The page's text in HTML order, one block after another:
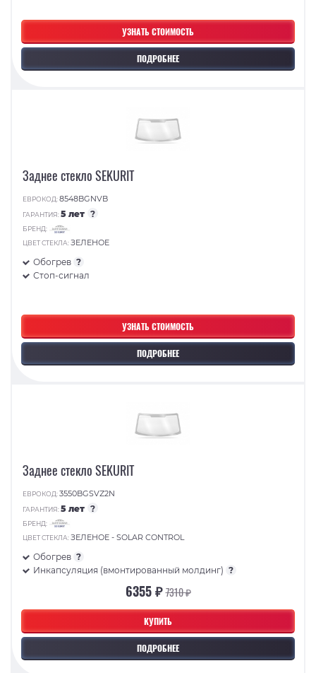
УЗНАТЬ СТОИМОСТЬ
ПОДРОБНЕЕ
УЗНАТЬ СТОИМОСТЬ
ПОДРОБНЕЕ
Заднее стекло SEKURIT
ЕВРОКОД:8548BGNVB
ГАРАНТИЯ:5 лет ?
БРЕНД:
ЦВЕТ СТЕКЛА:ЗЕЛЕНОЕ
Обогрев ?
Стоп-сигнал
КУПИТЬ
ПОДРОБНЕЕ
Заднее стекло SEKURIT
ЕВРОКОД:3550BGSVZ2N
ГАРАНТИЯ:5 лет ?
БРЕНД:
ЦВЕТ СТЕКЛА:ЗЕЛЕНОЕ - SOLAR CONTROL
Обогрев ?
Инкапсуляция (вмонтированный молдинг) ?
6355 ₽7310 ₽